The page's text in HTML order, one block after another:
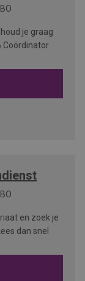
je graag
Coördinator
en zoek je
dan snel